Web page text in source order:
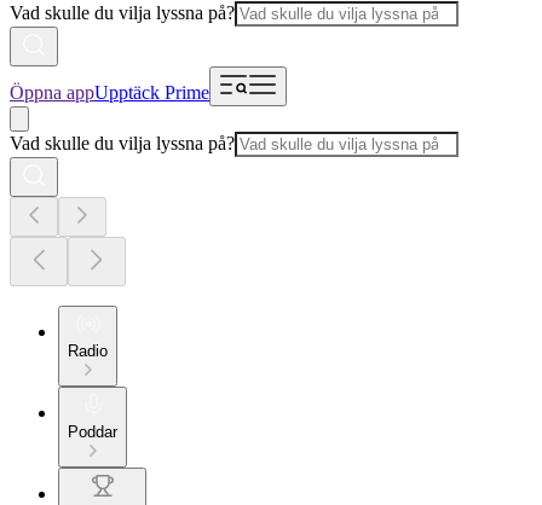
Vad skulle du vilja lyssna på?
Öppna appUpptäck Prime
Vad skulle du vilja lyssna på?
Radio
Poddar